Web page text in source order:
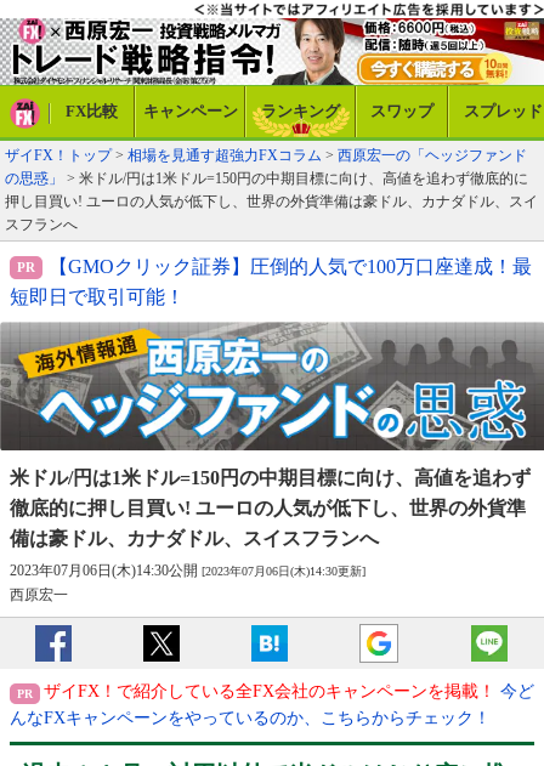
FX比較 キャンペーン ランキング スワップ スプレッド
ザイFX！トップ> 相場を見通す超強力FXコラム > 西原宏一の「ヘッジファンド
の思惑」
> 米ドル/円は1米ドル=150円の中期目標に向け、高値を追わず徹底的に
押し目買い! ユーロの人気が低下し、世界の外貨準備は豪ドル、カナダドル、スイ
スフランへ
【GMOクリック証券】圧倒的人気で100万口座達成！最
短即日で取引可能！
米ドル/円は1米ドル=150円の中期目標に向け、高値を追わず
徹底的に押し目買い! ユーロの人気が低下し、 世界の外貨準
備は豪ドル、カナダドル、スイスフランへ
2023年07月06日(木)14:30公開 [2023年07月06日(木)14:30更新]
西原宏一
ザイFX！で紹介している全FX会社のキャンペーンを掲載！
今ど
んなFXキャンペーンをやっているのか、こちらからチェック！